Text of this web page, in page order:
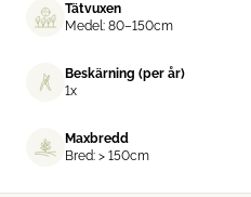
Tätvuxen
Medel: 80–150cm
Beskärning (per år)
1x
Maxbredd
Bred: > 150cm